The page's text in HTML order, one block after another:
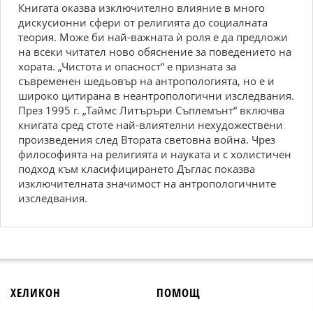
Книгата оказва изключително влияние в много
дискусионни сфери от религията до социалната
теория. Може би най-важната ѝ роля е да предложи
на всеки читател ново обяснение за поведението на
хората. „Чистота и опасност“ е призната за
съвременен шедьовър на антропологията, но е и
широко цитирана в неантропологични изследвания.
През 1995 г. „Таймс Литъръри Съплемънт“ включва
книгата сред стоте най-влиятелни нехудожествени
произведения след Втората световна война. Чрез
философията на религията и науката и с холистичен
подход към класифицирането Дъглас показва
изключителната значимост на антропологичните
изследвания.
ХЕЛИКОН ПОМОЩ